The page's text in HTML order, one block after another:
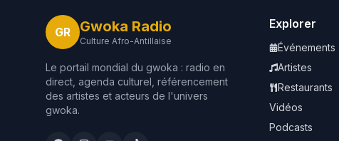
GR Gwoka Radio
Culture Afro-Antillaise
Le portail mondial du gwoka : radio en
direct, agenda culturel, référencement
des artistes et acteurs de l'univers
gwoka.
Explorer
Événements
Artistes
Restaurants
Vidéos
Podcasts